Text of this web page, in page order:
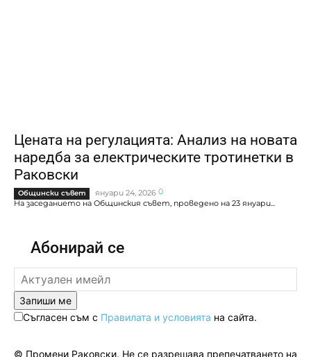
Цената на регулацията: Анализ на новата
наредба за електрическите тротинетки в
Раковски
Общински съвет януари 24, 2026 0
На заседанието на Общинския съвет, проведено на 23 януари...
Абонирай се
Запиши ме
Съгласен съм с Правилата и условията на сайта.
© Промени Раковски. Не се разрешава препечатването на